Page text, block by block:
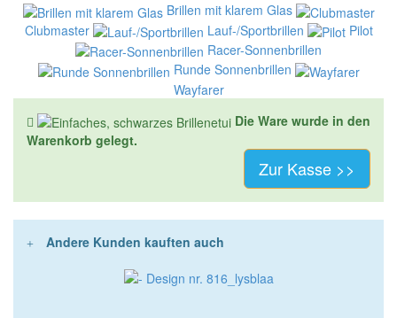
Brillen mit klarem Glas
Clubmaster
Lauf-/Sportbrillen
Pilot
Racer-Sonnenbrillen
Runde Sonnenbrillen
Wayfarer
Die Ware wurde in den
Warenkorb gelegt.
Zur Kasse >>
Andere Kunden kauften auch